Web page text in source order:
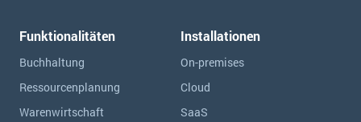
Funktionalitäten
Buchhaltung
Ressourcen­planung
Warenwirtschaft
Installationen
On-premises
Cloud
SaaS